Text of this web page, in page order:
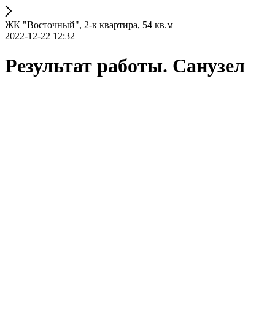
ЖК "Восточный", 2-к квартира, 54 кв.м
2022-12-22 12:32
Результат работы. Санузел